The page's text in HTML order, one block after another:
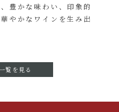
豊かな味わい、印象的
やかなワインを生み出
覧を見る